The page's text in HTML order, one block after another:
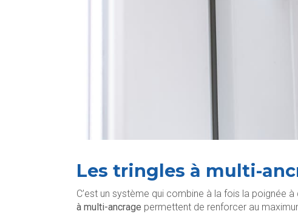
Les tringles à multi-
C’est un système qui combine à la fois la poignée
à multi-ancrage permettent de renforcer au